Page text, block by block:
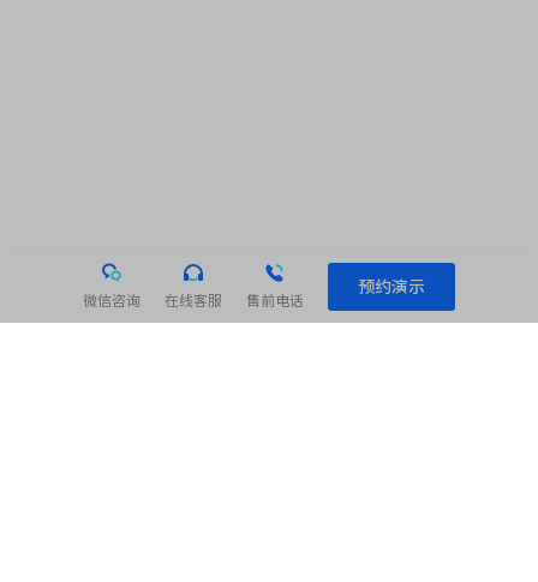
微信咨询 在线客服 售前电话
预约演示